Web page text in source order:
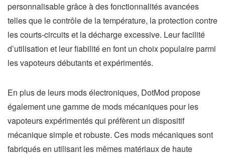
personnalisable grâce à des fonctionnalités avancées
telles que le contrôle de la température, la protection contre
les courts-circuits et la décharge excessive. Leur facilité
d’utilisation et leur fiabilité en font un choix populaire parmi
les vapoteurs débutants et expérimentés.
En plus de leurs mods électroniques, DotMod propose
également une gamme de mods mécaniques pour les
vapoteurs expérimentés qui préfèrent un dispositif
mécanique simple et robuste. Ces mods mécaniques sont
fabriqués en utilisant les mêmes matériaux de haute